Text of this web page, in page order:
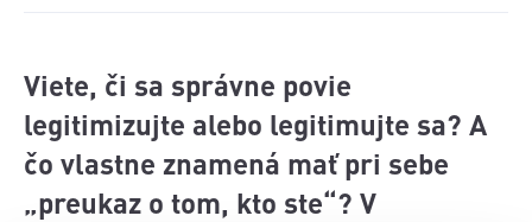
Viete, či sa správne povie
legitimizujte alebo legitimujte sa? A
čo vlastne znamená mať pri sebe
„preukaz o tom, kto ste“? V